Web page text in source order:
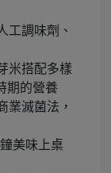
工調味劑、
米搭配多樣
期的營養
業滅菌法，
美味上桌